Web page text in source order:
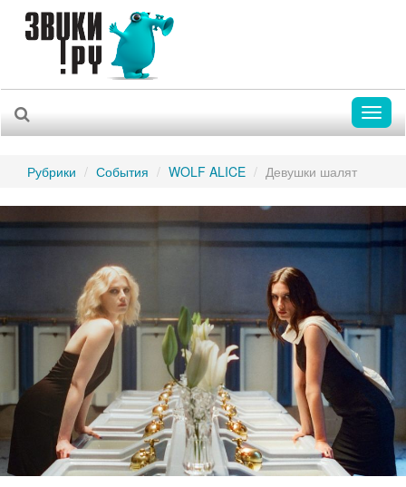
Рубрики События WOLF ALICE Девушки шалят